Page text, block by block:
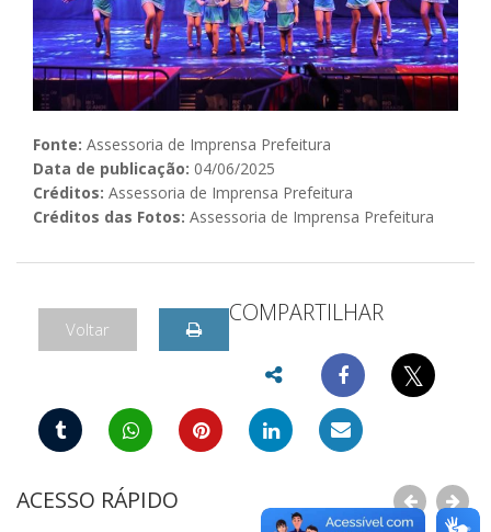
Fonte: Assessoria de Imprensa Prefeitura
Data de publicação: 04/06/2025
Créditos: Assessoria de Imprensa Prefeitura
Créditos das Fotos: Assessoria de Imprensa Prefeitura
Voltar
COMPARTILHAR
𝕏
ACESSO RÁPIDO